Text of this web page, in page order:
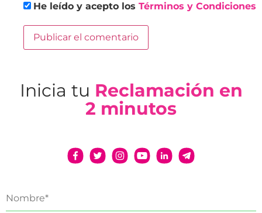
He leído y acepto los Términos y Condiciones
Inicia tu Reclamación en
2 minutos